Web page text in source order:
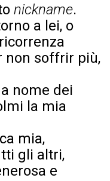
nickname.
a lei, o
non soffrir più,
nome dei
la mia
mia,
gli altri,
e